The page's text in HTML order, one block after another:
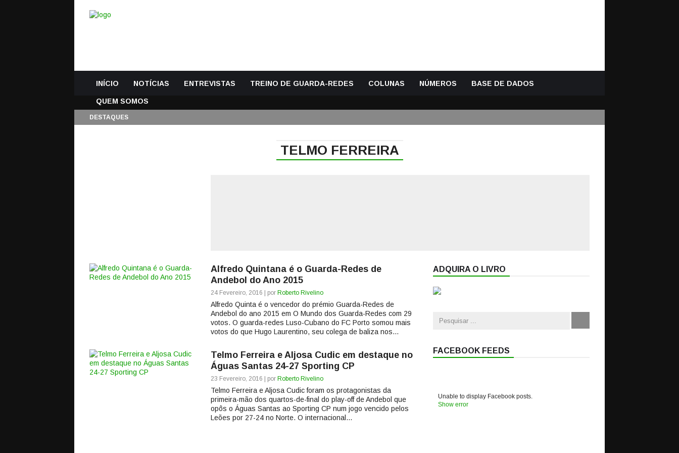
INÍCIO NOTÍCIAS ENTREVISTAS TREINO DE GUARDA-REDES COLUNAS NÚMEROS BASE DE DADOS
QUEM SOMOS
DESTAQUES
TELMO FERREIRA
Alfredo Quintana é o Guarda-Redes de
Andebol do Ano 2015
24 Fevereiro, 2016 | por Roberto Rivelino
Alfredo Quinta é o vencedor do prémio Guarda-Redes de
Andebol do ano 2015 em O Mundo dos Guarda-Redes com 29
votos. O guarda-redes Luso-Cubano do FC Porto somou mais
votos do que Hugo Laurentino, seu colega de baliza nos...
Telmo Ferreira e Aljosa Cudic em destaque no
Águas Santas 24-27 Sporting CP
23 Fevereiro, 2016 | por Roberto Rivelino
Telmo Ferreira e Aljosa Cudic foram os protagonistas da
primeira-mão dos quartos-de-final do play-off de Andebol que
opôs o Águas Santas ao Sporting CP num jogo vencido pelos
Leões por 27-24 no Norte. O internacional...
ADQUIRA O LIVRO
FACEBOOK FEEDS
Unable to display Facebook posts.
Show error